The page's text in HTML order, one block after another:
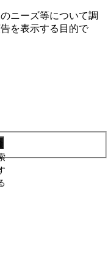
ニーズ等について調
を表⽰する⽬的で